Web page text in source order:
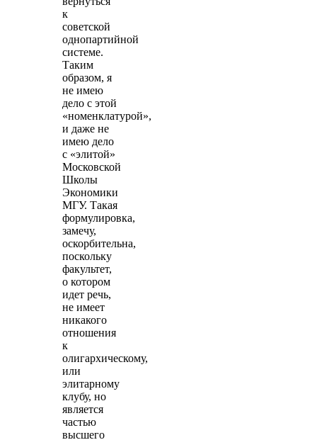
к
советской
однопартийной
системе.
Таким
образом, я
не имею
дело с этой
«номенклатурой»,
и даже не
имею дело
с «элитой»
Московской
Школы
Экономики
МГУ. Такая
формулировка,
замечу,
оскорбительна,
поскольку
факультет,
о котором
идет речь,
не имеет
никакого
отношения
к
олигархическому,
или
элитарному
клубу, но
является
частью
высшего